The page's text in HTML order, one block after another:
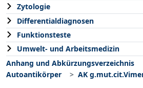
Zytologie
Differentialdiagnosen
Funktionsteste
Umwelt- und Arbeitsmedizin
Anhang und Abkürzungsverzeichnis
Autoantikörper
AK